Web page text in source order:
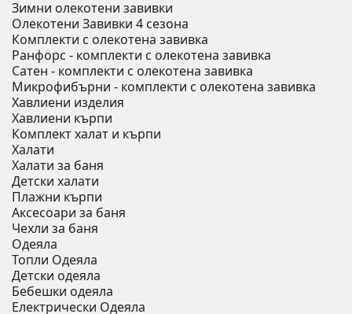
Зимни олекотени завивки
Олекотени Завивки 4 сезона
Комплекти с олекотена завивка
Ранфорс - комплекти с олекотена завивка
Сатен - комплекти с олекотена завивка
Микрофибърни - комплекти с олекотена завивка
Хавлиени изделия
Хавлиени кърпи
Комплект халат и кърпи
Халати
Халати за баня
Детски халати
Плажни кърпи
Аксесоари за баня
Чехли за баня
Одеяла
Топли Одеяла
Детски одеяла
Бебешки одеяла
Електрически Одеяла